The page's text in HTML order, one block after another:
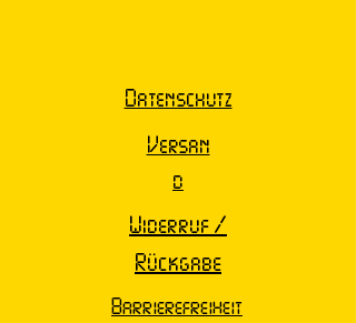
Datenschutz
Versan
d
Widerruf /
Rückgabe
Barrierefreiheit